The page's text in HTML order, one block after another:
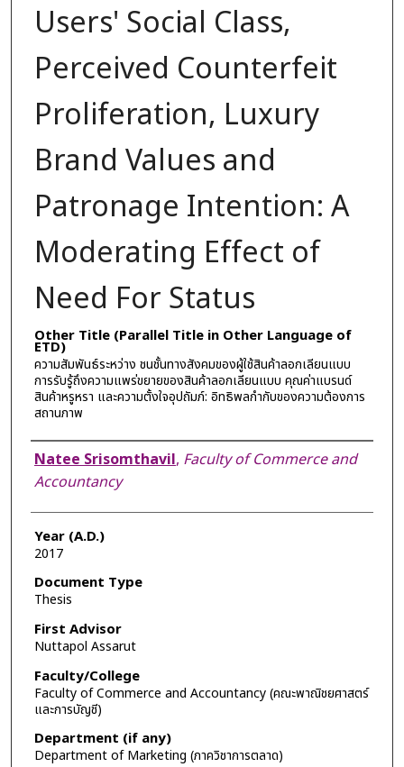
Users' Social Class,
Perceived Counterfeit
Proliferation, Luxury
Brand Values and
Patronage Intention: A
Moderating Effect of
Need For Status
Other Title (Parallel Title in Other Language of
ETD)
ความสัมพันธ์ระหว่าง ชนชั้นทางสังคมของผู้ใช้สินค้าลอกเลียนแบบ
การรับรู้ถึงความแพร่ขยายของสินค้าลอกเลียนแบบ คุณค่าแบรนด์
สินค้าหรูหรา และความตั้งใจอุปถัมภ์: อิทธิพลกำกับของความต้องการ
สถานภาพ
Author
Natee Srisomthavil, Faculty of Commerce and
Accountancy
Year (A.D.)
2017
Document Type
Thesis
First Advisor
Nuttapol Assarut
Faculty/College
Faculty of Commerce and Accountancy (คณะพาณิชยศาสตร์
และการบัญชี)
Department (if any)
Department of Marketing (ภาควิชาการตลาด)